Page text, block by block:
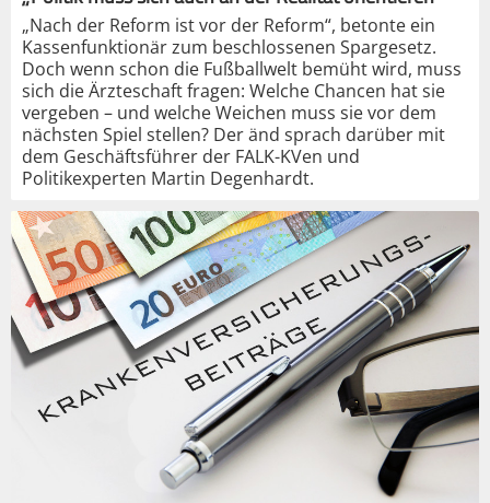
„Nach der Reform ist vor der Reform“, betonte ein
Kassenfunktionär zum beschlossenen Spargesetz.
Doch wenn schon die Fußballwelt bemüht wird, muss
sich die Ärzteschaft fragen: Welche Chancen hat sie
vergeben – und welche Weichen muss sie vor dem
nächsten Spiel stellen? Der änd sprach darüber mit
dem Geschäftsführer der FALK-KVen und
Politikexperten Martin Degenhardt.